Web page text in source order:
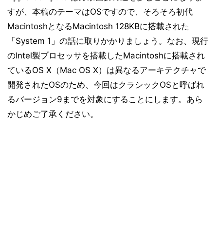
すが、本稿のテーマはOSですので、そろそろ初代
MacintoshとなるMacintosh 128KBに搭載された
「System 1」の話に取りかかりましょう。なお、現行
のIntel製プロセッサを搭載したMacintoshに搭載され
ているOS X（Mac OS X）は異なるアーキテクチャで
開発されたOSのため、今回はクラシックOSと呼ばれ
るバージョン9までを対象にすることにします。あら
かじめご了承ください。